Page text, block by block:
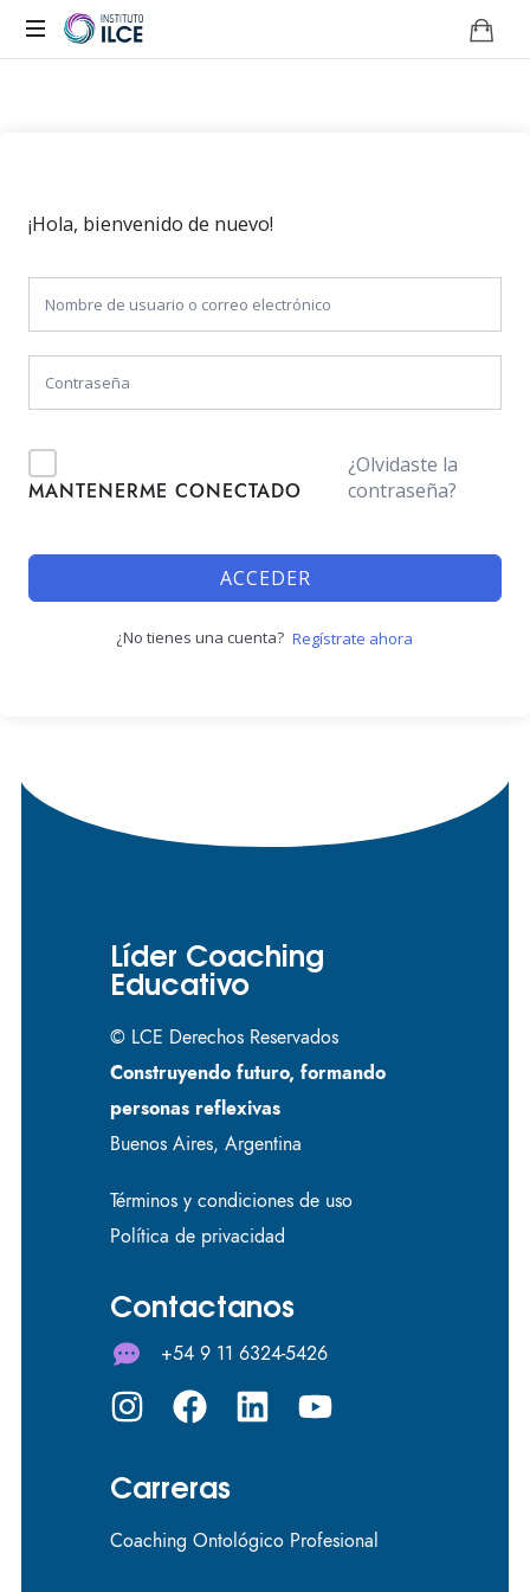
¡Hola, bienvenido de nuevo!
MANTENERME CONECTADO
¿Olvidaste la
contraseña?
ACCEDER
¿No tienes una cuenta? Regístrate ahora
Líder Coaching
Educativo
© LCE Derechos Reservados
Construyendo futuro, formando
personas reflexivas
Buenos Aires, Argentina
Términos y condiciones de uso
Política de privacidad
Contactanos
+54 9 11 6324-5426
Carreras
Coaching Ontológico Profesional